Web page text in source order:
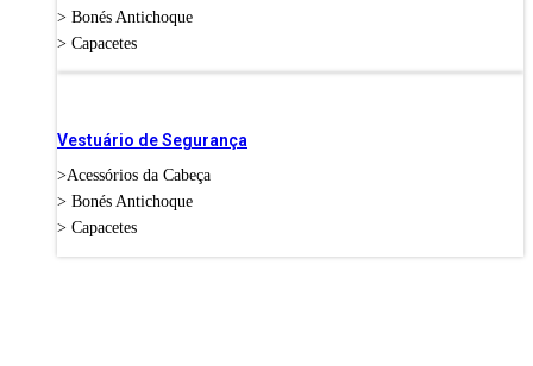
> Bonés Antichoque
> Capacetes
Vestuário de Segurança
>Acessórios da Cabeça
> Bonés Antichoque
> Capacetes